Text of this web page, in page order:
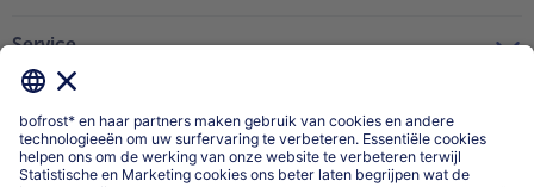
Service
Categorieën